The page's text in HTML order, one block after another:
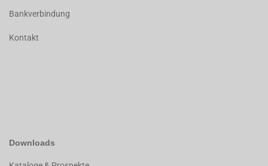
Bankverbindung
Kontakt
Downloads